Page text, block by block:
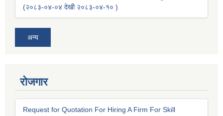
(२०८३-०४-०४ देखी २०८३-०४-१० )
अन्य
रोजगार
Request for Quotation For Hiring A Firm For Skill